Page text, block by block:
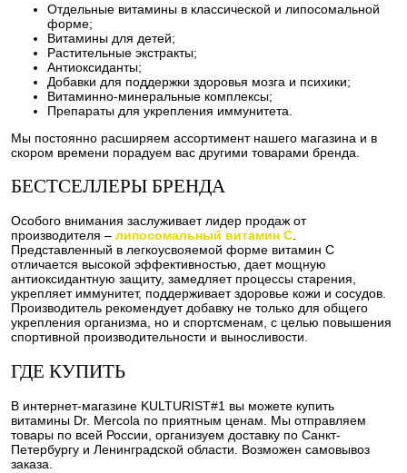
Отдельные витамины в классической и липосомальной
форме;
Витамины для детей;
Растительные экстракты;
Антиоксиданты;
Добавки для поддержки здоровья мозга и психики;
Витаминно-минеральные комплексы;
Препараты для укрепления иммунитета.
Мы постоянно расширяем ассортимент нашего магазина и в
скором времени порадуем вас другими товарами бренда.
БЕСТСЕЛЛЕРЫ БРЕНДА
Особого внимания заслуживает лидер продаж от
производителя – липосомальный витамин C.
Представленный в легкоусвояемой форме витамин C
отличается высокой эффективностью, дает мощную
антиоксидантную защиту, замедляет процессы старения,
укрепляет иммунитет, поддерживает здоровье кожи и сосудов.
Производитель рекомендует добавку не только для общего
укрепления организма, но и спортсменам, с целью повышения
спортивной производительности и выносливости.
ГДЕ КУПИТЬ
В интернет-магазине KULTURIST#1 вы можете купить
витамины Dr. Mercola по приятным ценам. Мы отправляем
товары по всей России, организуем доставку по Санкт-
Петербургу и Ленинградской области. Возможен самовывоз
заказа.